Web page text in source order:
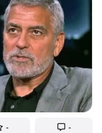
- -